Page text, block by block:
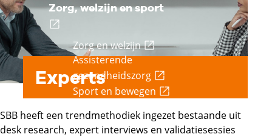
Zorg, welzijn en sport
Zorg en welzijn
Externe link
Assisterende
gezondheidszorg
Sport en bewegen
Externe link
Experts
SBB heeft een trendmethodiek ingezet bestaande uit
desk research, expert interviews en validatiesessies